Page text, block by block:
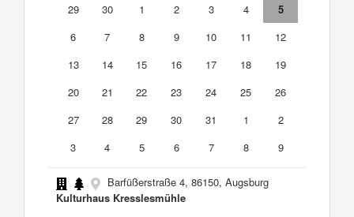
29
30 1 2 3 4
5
6
7 8 9 10 11
12
13
14 15 16 17 18
19
20
21 22 23 24 25
26
27
28 29 30 31 1
2
3
4 5 6 7 8 9
Barfüßerstraße 4, 86150, Augsburg
Kulturhaus Kresslesmühle